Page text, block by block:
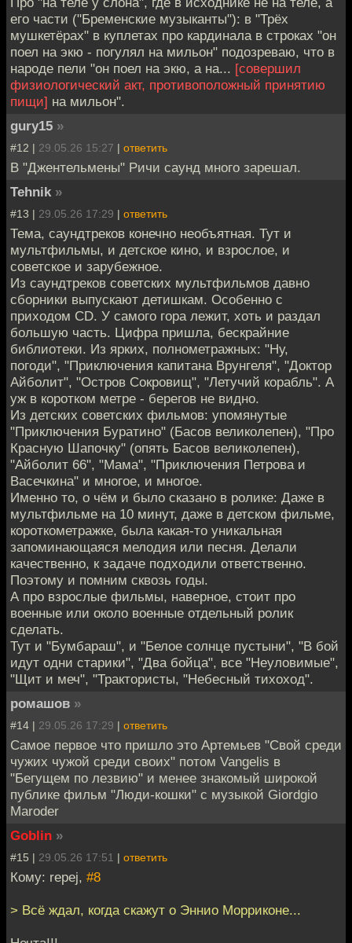
его части ("Бременские музыканты"): в "Трёх
мушкетёрах" в куплетах про кардинала в строках "он
поел на экю - погулял на мильон" подозреваю, что в
народе пели "он поел на экю, а на... [совершил
физиологический акт, противоположный принятию
пищи] на мильон".
gury15 »
#12 | 29.05.26 15:27 | ответить
В "Джентельмены" Ричи саунд много зарешал.
Tehnik »
#13 | 29.05.26 17:29 | ответить
Тема, саундтреков конечно необъятная. Тут и
мультфильмы, и детское кино, и взрослое, и
советское и зарубежное.
Из саундтреков советских мультфильмов давно
сборники выпускают детишкам. Особенно с
приходом CD. У самого гора лежит, хоть и раздал
большую часть. Цифра пришла, бескрайние
библиотеки. Из ярких, полнометражных: "Ну,
погоди", "Приключения капитана Врунгеля", "Доктор
Айболит", "Остров Сокровищ", "Летучий корабль". А
уж в коротком метре - берегов не видно.
Из детских советских фильмов: упомянутые
"Приключения Буратино" (Басов великолепен), "Про
Красную Шапочку" (опять Басов великолепен),
"Айболит 66", "Мама", "Приключения Петрова и
Васечкина" и многое, и многое.
Именно то, о чём и было сказано в ролике: Даже в
мультфильме на 10 минут, даже в детском фильме,
короткометражке, была какая-то уникальная
запоминающаяся мелодия или песня. Делали
качественно, к задаче подходили ответственно.
Поэтому и помним сквозь годы.
А про взрослые фильмы, наверное, стоит про
военные или около военные отдельный ролик
сделать.
Тут и "Бумбараш", и "Белое солнце пустыни", "В бой
идут одни старики", "Два бойца", все "Неуловимые",
"Щит и меч", "Трактористы, "Небесный тихоход".
ромашов »
#14 | 29.05.26 17:29 | ответить
Самое первое что пришло это Артемьев "Свой среди
чужих чужой среди своих" потом Vangelis в
"Бегущем по лезвию" и менее знакомый широкой
публике фильм "Люди-кошки" с музыкой Giordgio
Maroder
Goblin »
#15 | 29.05.26 17:51 | ответить
Кому: repej, #8
> Всё ждал, когда скажут о Эннио Морриконе...